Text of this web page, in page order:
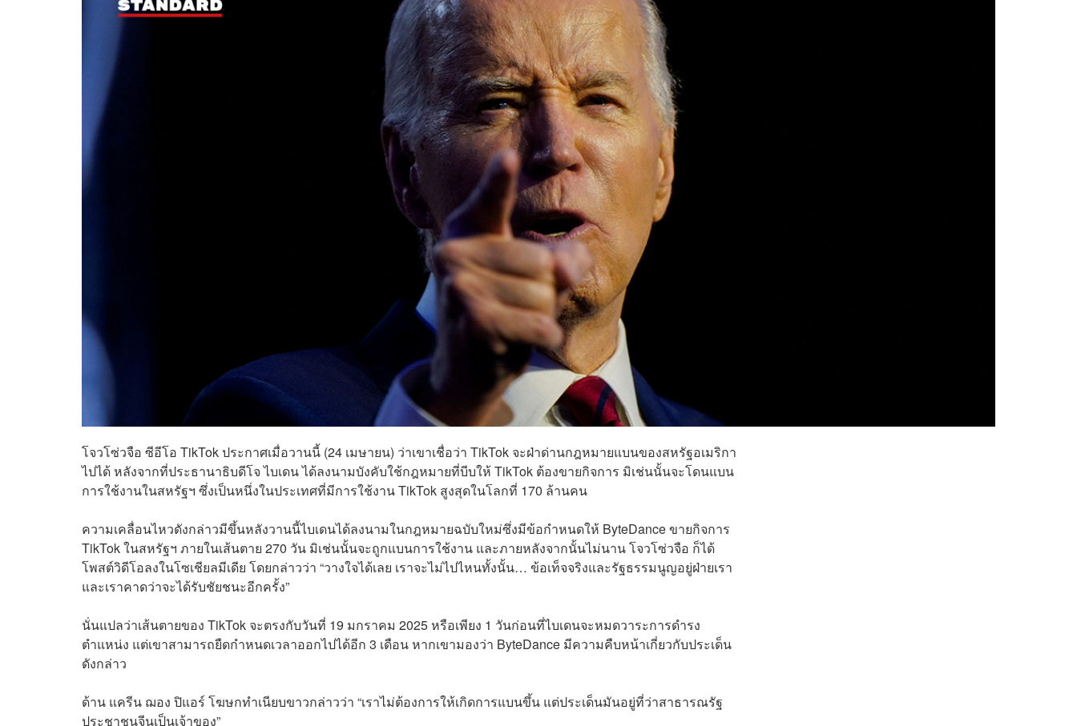
โจวโซ่วจือ ซีอีโอ TikTok ประกาศเมื่อวานนี้ (24 เมษายน) ว่าเขาเชื่อว่า TikTok จะฝ่าด่านกฎหมายแบนของสหรัฐอเมริกา
ไปได้ หลังจากที่ประธานาธิบดีโจ ไบเดน ได้ลงนามบังคับใช้กฎหมายที่บีบให้ TikTok ต้องขายกิจการ มิเช่นนั้นจะโดนแบน
การใช้งานในสหรัฐฯ ซึ่งเป็นหนึ่งในประเทศที่มีการใช้งาน TikTok สูงสุดในโลกที่ 170 ล้านคน
ความเคลื่อนไหวดังกล่าวมีขึ้นหลังวานนี้ไบเดนได้ลงนามในกฎหมายฉบับใหม่ซึ่งมีข้อกำหนดให้ ByteDance ขายกิจการ
TikTok ในสหรัฐฯ ภายในเส้นตาย 270 วัน มิเช่นนั้นจะถูกแบนการใช้งาน และภายหลังจากนั้นไม่นาน โจวโซ่วจือ ก็ได้
โพสต์วิดีโอลงในโซเชียลมีเดีย โดยกล่าวว่า “วางใจได้เลย เราจะไม่ไปไหนทั้งนั้น… ข้อเท็จจริงและรัฐธรรมนูญอยู่ฝ่ายเรา
และเราคาดว่าจะได้รับชัยชนะอีกครั้ง”
นั่นแปลว่าเส้นตายของ TikTok จะตรงกับวันที่ 19 มกราคม 2025 หรือเพียง 1 วันก่อนที่ไบเดนจะหมดวาระการดำรง
ตำแหน่ง แต่เขาสามารถยืดกำหนดเวลาออกไปได้อีก 3 เดือน หากเขามองว่า ByteDance มีความคืบหน้าเกี่ยวกับประเด็น
ดังกล่าว
ด้าน แครีน ฌอง ปิแอร์ โฆษกทำเนียบขาวกล่าวว่า “เราไม่ต้องการให้เกิดการแบนขึ้น แต่ประเด็นมันอยู่ที่ว่าสาธารณรัฐ
ประชาชนจีนเป็นเจ้าของ”